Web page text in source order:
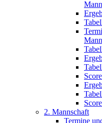
2. Mannschaft
Termine